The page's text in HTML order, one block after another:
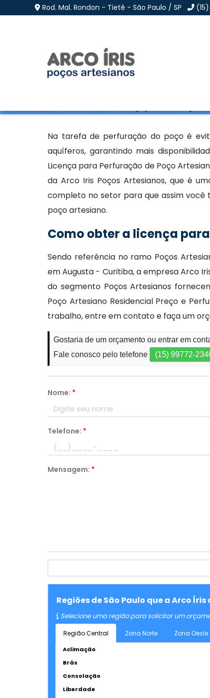
Rod. Mal. Rondon - Tietê - São Paulo / SP
Licença para
Na tarefa de perfuração do poço é
aquíferos, garantindo mais
Licença para Perfuração de Poço
da Arco Iris Poços Artesianos, que é
completo no setor para que assim você
poço artesiano.
Como obter a licença
Sendo referência no ramo Poços
em Augusta - Curitiba, a empresa Arco
do segmento Poços Artesianos
Poço Artesiano Residencial Preço e
trabalho, entre em contato e faça um
Gostaria de um orçamento ou entrar em
Fale conosco pelo telefone
(15) 99772-
Nome: *
Telefone: *
Mensagem: *
Regiões de São Paulo que a Arco
Selecione uma região para solicitar um
Região Central Zona Norte Zona Oeste
Aclimação
Brás
Consolação
Liberdade